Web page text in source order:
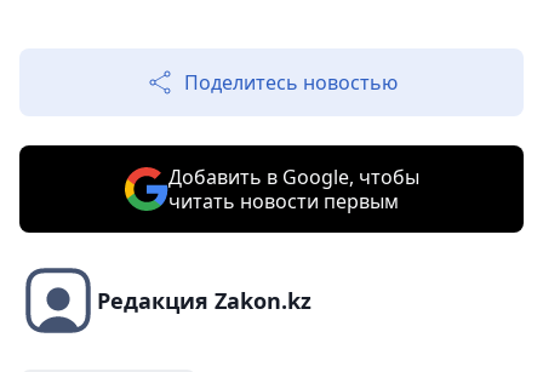
Поделитесь новостью
Добавить в Google, чтобы
читать новости первым
Редакция Zakon.kz